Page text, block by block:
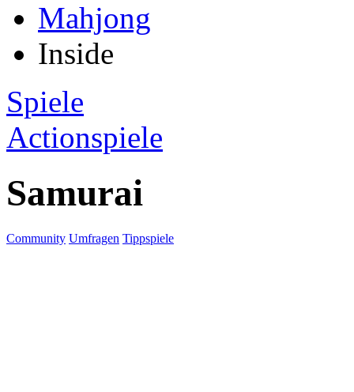
Mahjong
Inside
Spiele
Actionspiele
Samurai
Community Umfragen Tippspiele